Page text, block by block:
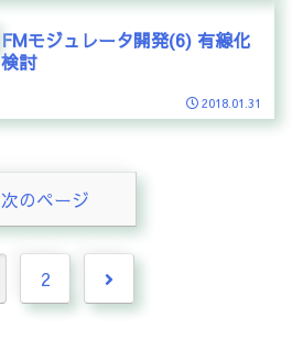
FMモジュレータ開発(6) 有線化
検討
2018.01.31
次のページ
2
次